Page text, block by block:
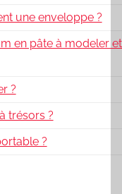
une enveloppe ?
en pâte à modeler
?
trésors ?
?